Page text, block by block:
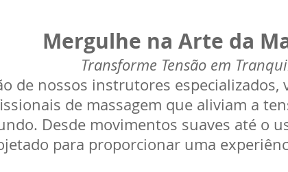
Mergulhe na Arte da
Transforme Tensão em
de nossos instrutores especializados,
de massagem que aliviam a
Desde movimentos suaves até o
para proporcionar uma